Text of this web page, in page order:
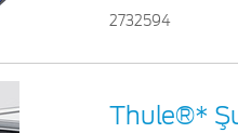
2732594
Thule®*